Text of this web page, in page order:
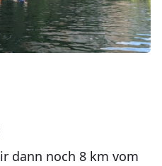
dann noch 8 km vom